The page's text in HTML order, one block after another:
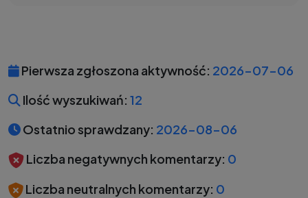
Pierwsza zgłoszona aktywność: 2026-07-06
Ilość wyszukiwań: 12
Ostatnio sprawdzany: 2026-08-06
Liczba negatywnych komentarzy: 0
Liczba neutralnych komentarzy: 0